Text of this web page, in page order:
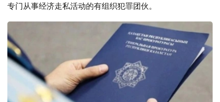
专门从事经济走私活动的有组织犯罪团伙。